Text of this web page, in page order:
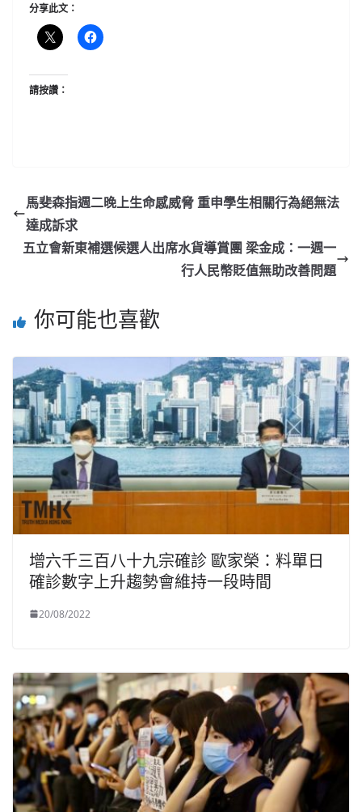
分享此文：
請按讚：
馬斐森指週二晚上生命感威脅 重申學生相關行為絕無法
達成訴求
五立會新東補選候選人出席水貨導賞團 梁金成：一週一
行人民幣貶值無助改善問題
你可能也喜歡
增六千三百八十九宗確診 歐家榮：料單日
確診數字上升趨勢會維持一段時間
20/08/2022